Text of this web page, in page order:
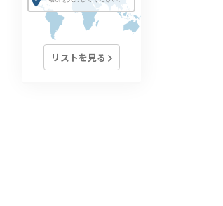
リストを見る